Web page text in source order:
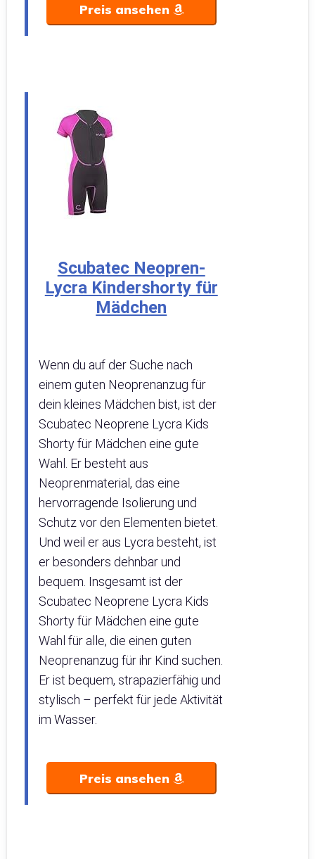
Preis ansehen
Scubatec Neopren-
Lycra Kindershorty für
Mädchen
Wenn du auf der Suche nach
einem guten Neoprenanzug für
dein kleines Mädchen bist, ist der
Scubatec Neoprene Lycra Kids
Shorty für Mädchen eine gute
Wahl. Er besteht aus
Neoprenmaterial, das eine
hervorragende Isolierung und
Schutz vor den Elementen bietet.
Und weil er aus Lycra besteht, ist
er besonders dehnbar und
bequem. Insgesamt ist der
Scubatec Neoprene Lycra Kids
Shorty für Mädchen eine gute
Wahl für alle, die einen guten
Neoprenanzug für ihr Kind suchen.
Er ist bequem, strapazierfähig und
stylisch – perfekt für jede Aktivität
im Wasser.
Preis ansehen